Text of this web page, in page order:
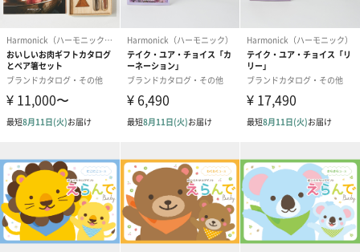
ど、豊かな自然が育んだその土地ならではの名産品や、「出雲そ
ば」「柿の葉ずし」などのご当地グルメを豊富に掲載していま
す。普段は味わえない贅沢な日本の美味をご堪能ください。
各地の絶景ポイントもご紹介
す。壮大な海や砂丘、日本の美しさを感じる寺院など、 大自然と
歴史が生み出す美しい景色を思い浮かべながら、その地域ならで
はの伝統工芸品や美食をお選びいただけます。